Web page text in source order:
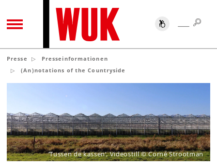
TOGGLE NAVIGATION SUCHE
Presse
Presseinformationen
(An)notations of the Countryside
‘Tussen de kassen‘, Videostill © Corné Strootman